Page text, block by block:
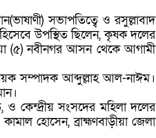
সভাপতিত্বে ও রসুল্লাবাদ
উপস্থিত ছিলেন, কৃষক দলের
(৫) নবীনগর আসন থেকে আগামী
সম্পাদক আব্দুল্লাহ আল-নাঈম।
ও কেন্দ্রীয় সংসদের মহিলা দলের
হোসেন, ব্রাহ্মণবাড়ীয়া জেলা